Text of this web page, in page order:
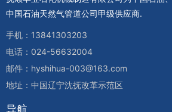
中国石油天然气管道公司甲级供应商.
手机：13841303203
电话：024-56632004
邮件：hyshihua-003@163.com
地址：中国辽宁沈抚改革示范区
导航